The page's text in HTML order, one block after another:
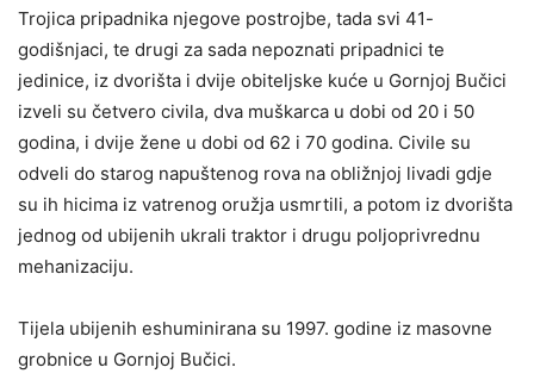
Trojica pripadnika njegove postrojbe, tada svi 41-
godišnjaci, te drugi za sada nepoznati pripadnici te
jedinice, iz dvorišta i dvije obiteljske kuće u Gornjoj Bučici
izveli su četvero civila, dva muškarca u dobi od 20 i 50
godina, i dvije žene u dobi od 62 i 70 godina. Civile su
odveli do starog napuštenog rova na obližnjoj livadi gdje
su ih hicima iz vatrenog oružja usmrtili, a potom iz dvorišta
jednog od ubijenih ukrali traktor i drugu poljoprivrednu
mehanizaciju.
Tijela ubijenih eshuminirana su 1997. godine iz masovne
grobnice u Gornjoj Bučici.